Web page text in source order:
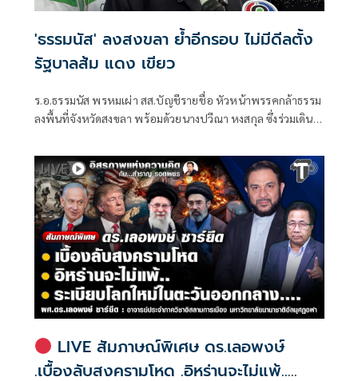
'ธรรมนัส' ลงสงขลา ย้ำอีกรอบ ไม่มีดีลตั้ง
รัฐบาลส้ม แดง เขียว
ร.อ.ธรรมนัส พรหมเผ่า สส.บัญชีรายชื่อ หัวหน้าพรรคกล้าธรรม
ลงพื้นที่จังหวัดสงขลา พร้อมด้วยนางปวีณา หงสกุล ซึ่งร่วมเดิน
ณ ที่ทำการนายเดชอิศม์ โดยมีการประชุมหารือแนวทางการ
ทำงานและขับเคลื่อนนโยบายในพื้นที่ ก่อนเดินทางต่อไปยัง
จังหวัดพัทลุง
LIVE สัมภาษณ์พิเศษ ดร.เลอพงษ์
.เบื้องลับสงครามโหด .อิหร่านจะไม่แพ้..